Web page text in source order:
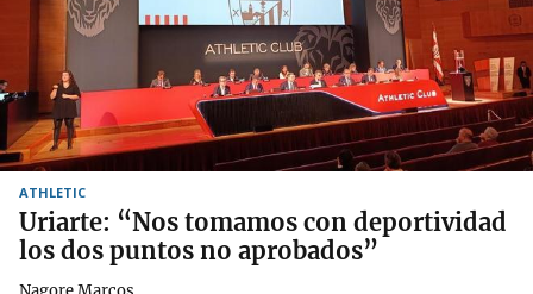
ATHLETIC
Uriarte: “Nos tomamos con deportividad
los dos puntos no aprobados”